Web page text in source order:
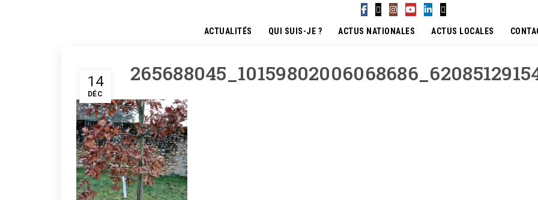
ACTUALITÉS QUI SUIS-JE ? ACTUS NATIONALES ACTUS LOCALES
14
DÉC